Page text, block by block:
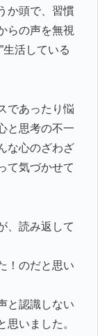
か頭で、習慣
らの声を無視
生活している
であったり悩
と思考の不一
な心のざわざ
て気づかせて
、読み返して
！のだと思い
と認識しない
思いました。